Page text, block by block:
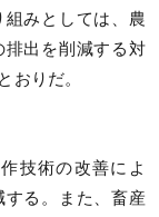
みとしては、農
排出を削減する対
おりだ。
技術の改善によ
する。また、畜産